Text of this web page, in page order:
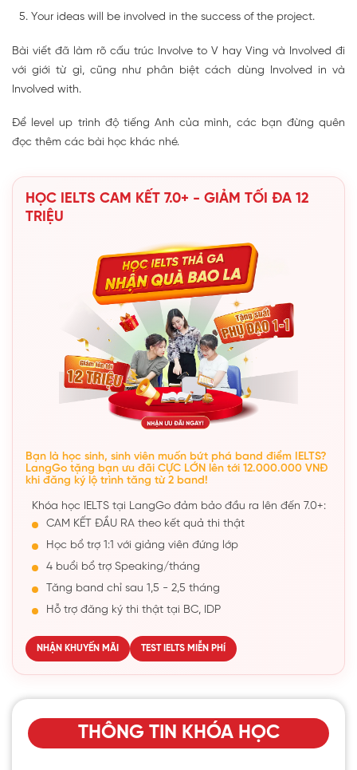
Your ideas will be involved in the success of the project.
Bài viết đã làm rõ cấu trúc Involve to V hay Ving và Involved đi
với giới từ gì, cũng như phân biệt cách dùng Involved in và
Involved with.
Để level up trình độ tiếng Anh của mình, các bạn đừng quên
đọc thêm các bài học khác nhé.
HỌC IELTS CAM KẾT 7.0+ - GIẢM TỐI ĐA 12
TRIỆU
Bạn là học sinh, sinh viên muốn bứt phá band điểm IELTS?
LangGo tặng bạn ưu đãi CỰC LỚN lên tới 12.000.000 VNĐ
khi đăng ký lộ trình tăng từ 2 band!
Khóa học IELTS tại LangGo đảm bảo đầu ra lên đến 7.0+:
CAM KẾT ĐẦU RA theo kết quả thi thật
Học bổ trợ 1:1 với giảng viên đứng lớp
4 buổi bổ trợ Speaking/tháng
Tăng band chỉ sau 1,5 - 2,5 tháng
Hỗ trợ đăng ký thi thật tại BC, IDP
NHẬN KHUYẾN MÃI TEST IELTS MIỄN PHÍ
THÔNG TIN KHÓA HỌC